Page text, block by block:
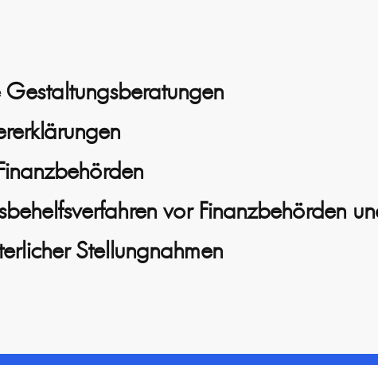
vor Finanzbehörden
Stellungnahmen